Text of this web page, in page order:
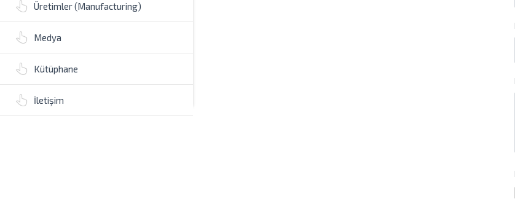
Üretimler (Manufacturing)
Medya
Kütüphane
İletişim